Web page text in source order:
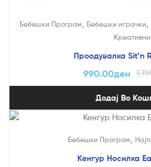
Бебешки Програм Бебешки играчки
Креативни
Проодувалка Sit’n
990.00ден
Додај Во
Бебешки Програм
Кенгур Носилка